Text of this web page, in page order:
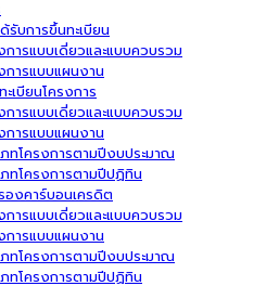
รับการขึ้นทะเบียน
การแบบเดี่ยวและแบบควบรวม
การแบบแผนงาน
เบียนโครงการ
การแบบเดี่ยวและแบบควบรวม
การแบบแผนงาน
ภทโครงการตามปีงบประมาณ
ภทโครงการตามปีปฏิทิน
องคาร์บอนเครดิต
การแบบเดี่ยวและแบบควบรวม
การแบบแผนงาน
ภทโครงการตามปีงบประมาณ
ภทโครงการตามปีปฏิทิน